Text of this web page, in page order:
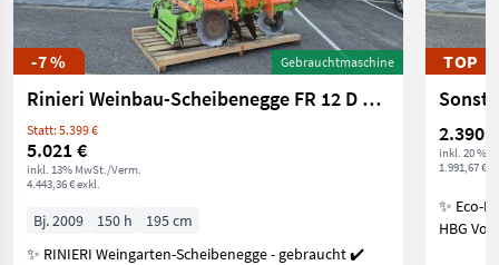
-7 % Gebrauchtmaschine
Rinieri Weinbau-Scheibenegge FR 12 D Stone Jumper
Statt: 5.399 €
5.021 €
inkl. 13% MwSt./Verm.
4.443,36 € exkl.
Bj. 2009 150 h
195 cm
✨ RINIERI Weingarten-Scheibenegge - gebraucht ✔️
TOP
2.390 €
inkl. 20 %
1.991,67 €
✨ Eco-
HBG